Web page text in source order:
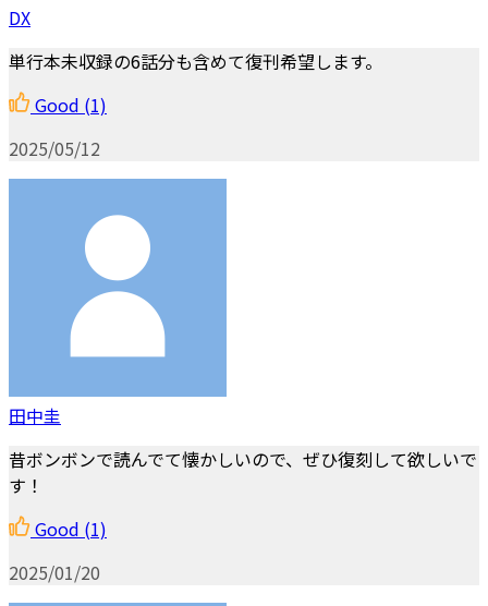
DX
単行本未収録の6話分も含めて復刊希望します。
Good (1)
2025/05/12
田中圭
昔ボンボンで読んでて懐かしいので、ぜひ復刻して欲しいで
す！
Good (1)
2025/01/20